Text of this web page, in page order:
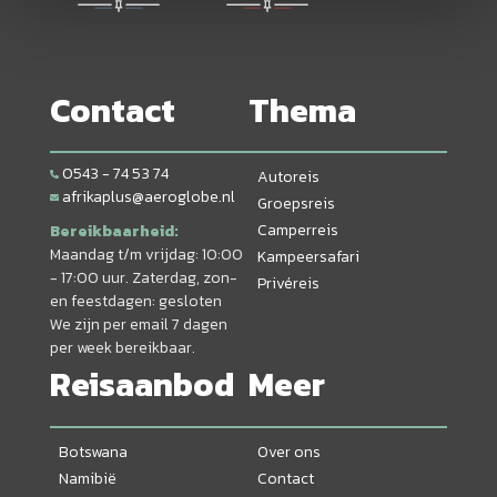
Contact
0543 - 74 53 74
afrikaplus@aeroglobe.nl
Bereikbaarheid:
Maandag t/m vrijdag: 10:00
- 17:00 uur. Zaterdag, zon-
en feestdagen: gesloten
We zijn per email 7 dagen
per week bereikbaar.
Thema
Autoreis
Groepsreis
Camperreis
Kampeersafari
Privéreis
Reisaanbod
Botswana
Namibië
Meer
Over ons
Contact